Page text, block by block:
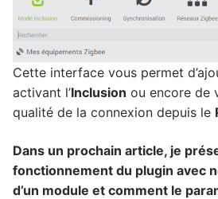
Cette interface vous permet
activant l’Inclusion ou encore de
qualité de la connexion depuis le
Dans un prochain article, je
fonctionnement du plugin avec
d’un module et comment le